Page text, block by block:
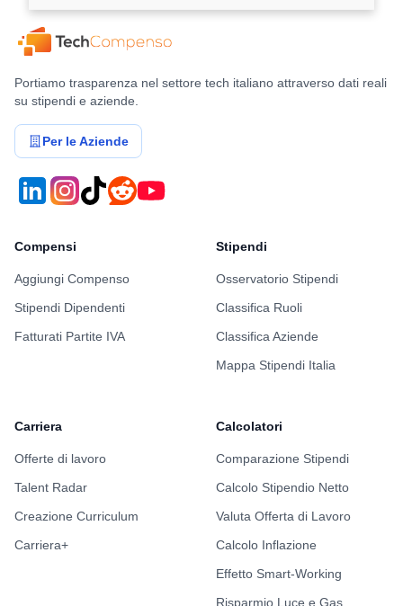
Portiamo trasparenza nel settore tech italiano attraverso dati reali
su stipendi e aziende.
Per le Aziende
Compensi
Aggiungi Compenso
Stipendi Dipendenti
Fatturati Partite IVA
Stipendi
Osservatorio Stipendi
Classifica Ruoli
Classifica Aziende
Mappa Stipendi Italia
Carriera
Offerte di lavoro
Talent Radar
Creazione Curriculum
Carriera+
Calcolatori
Comparazione Stipendi
Calcolo Stipendio Netto
Valuta Offerta di Lavoro
Calcolo Inflazione
Effetto Smart-Working
Risparmio Luce e Gas